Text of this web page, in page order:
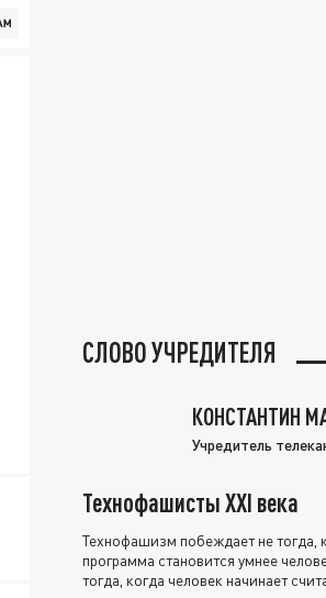
СЛОВО УЧРЕДИТЕЛЯ
КОНСТАНТИН
Учредитель
Технофашисты XXI века
Технофашизм побеждает не тогда,
программа становится умнее
тогда, когда человек начинает